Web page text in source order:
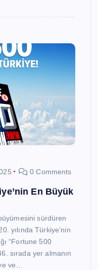
0 Comments
En Büyük
sürdüren
yılında Türkiye’nin
“Fortune 500
sırada yer almanın
ve…